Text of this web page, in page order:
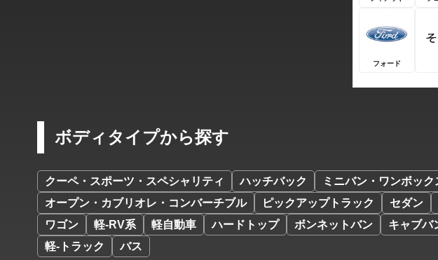
フォード
ボディタイプから探す
クーペ・スポーツ・スペシャリティ ハッチバック
ミニバン・ワンボック
オープン・カブリオレ・コンバーチブル
ピックアップトラック セダン
ワゴン
軽-RV系 軽自動車 ハードトップ ボンネットバン キャブバ
軽-トラック
バス